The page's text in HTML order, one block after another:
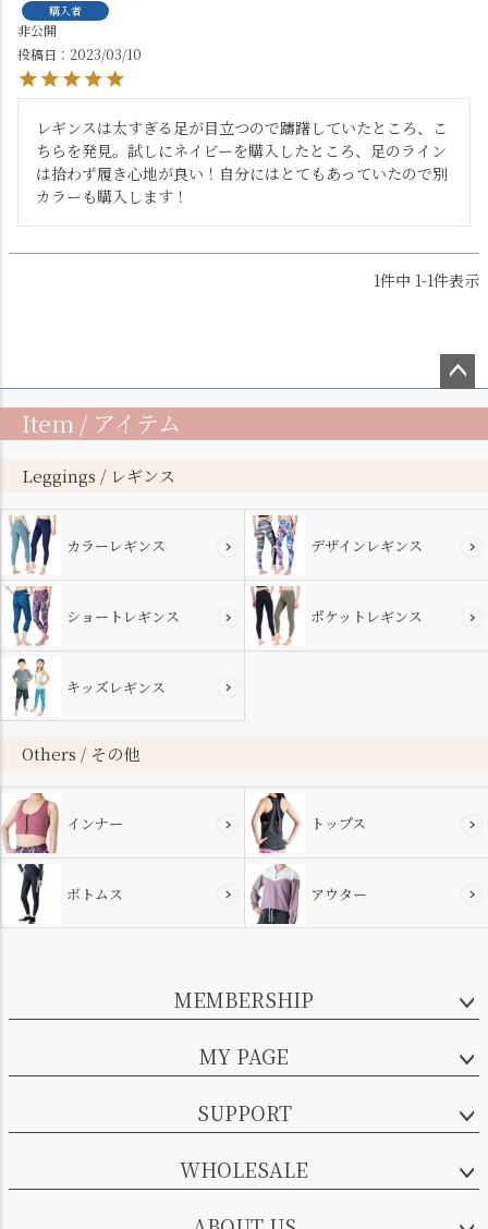
購入者
非公開
投稿日
2023/03/10
レギンスは太すぎる足が目立つので躊躇していたところ、こ
ちらを発見。試しにネイビーを購入したところ、足のライン
は拾わず履き心地が良い！自分にはとてもあっていたので別
カラーも購入します！
1件中 1-1件表示
ップ
Item / アイテム
Leggings / レギンス
カラーレギンス デザインレギンス
ショートレギンス ポケットレギンス
キッズレギンス
Others / その他
インナー トップス
ボトムス アウター
MEMBERSHIP
MY PAGE
SUPPORT
WHOLESALE